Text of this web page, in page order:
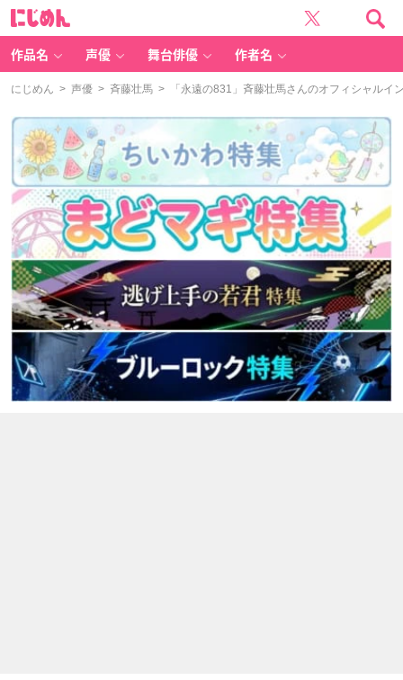
作品名 声優 舞台俳優 作者名
にじめん > 声優 > 斉藤壮馬 > 「永遠の831」斉藤壮馬さんのオフィシャルイ